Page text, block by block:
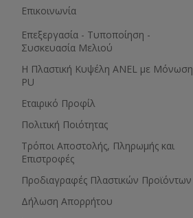
Επικοινωνία
Επεξεργασία - Τυποποίηση -
Συσκευασία Μελιού
Η Πλαστική Κυψέλη ANEL με Μόνωση
PU
Εταιρικό Προφίλ
Πολιτική Ποιότητας
Τρόποι Αποστολής, Πληρωμής και
Επιστροφές
Προδιαγραφές Πλαστικών Προϊόντων
Δήλωση Απορρήτου